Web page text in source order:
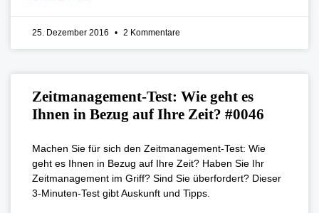
25. Dezember 2016 2 Kommentare
Zeitmanagement-Test: Wie geht es
Ihnen in Bezug auf Ihre Zeit? #0046
Machen Sie für sich den Zeitmanagement-Test: Wie
geht es Ihnen in Bezug auf Ihre Zeit? Haben Sie Ihr
Zeitmanagement im Griff? Sind Sie überfordert? Dieser
3-Minuten-Test gibt Auskunft und Tipps.